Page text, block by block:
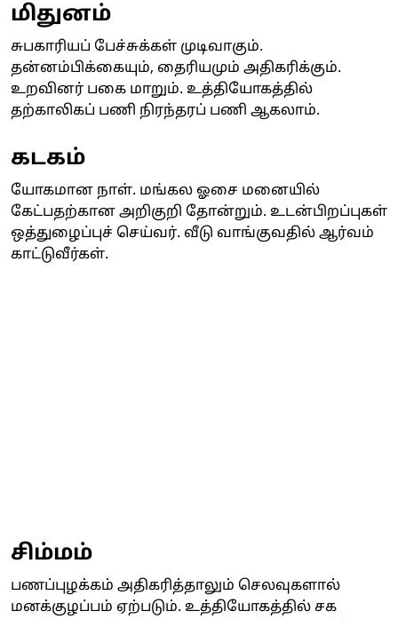
மிதுனம்
சுபகாரியப் பேச்சுக்கள் முடிவாகும்.
தன்னம்பிக்கையும், தைரியமும் அதிகரிக்கும்.
உறவினர் பகை மாறும். உத்தியோகத்தில்
தற்காலிகப் பணி நிரந்தரப் பணி ஆகலாம்.
கடகம்
யோகமான நாள். மங்கல ஓசை மனையில்
கேட்பதற்கான அறிகுறி தோன்றும். உடன்பிறப்புகள்
ஒத்துழைப்புச் செய்வர். வீடு வாங்குவதில் ஆர்வம்
காட்டுவீர்கள்.
சிம்மம்
பணப்புழக்கம் அதிகரித்தாலும் செலவுகளால்
மனக்குழப்பம் ஏற்படும். உத்தியோகத்தில் சக